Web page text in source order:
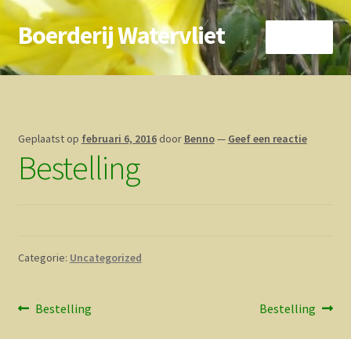
Ga
door
naar
Ga
direct
naar
Boerderij Watervliet
Home
Biokoe
Geplaatst op februari 6, 2016 door Benno— Geef een reactie
Bestelling
Categorie: Uncategorized
Bericht
Vorig
Bestelling
Volgend
Bestelling